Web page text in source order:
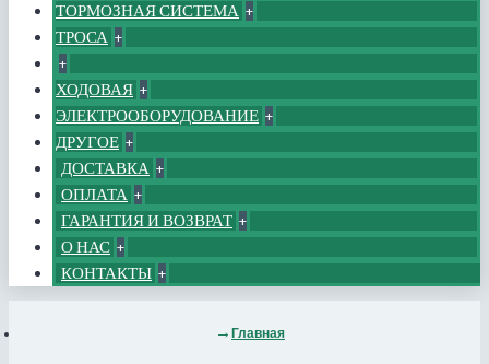
ТОРМОЗНАЯ СИСТЕМА +
ТРОСА +
+
ХОДОВАЯ +
ЭЛЕКТРООБОРУДОВАНИЕ +
ДРУГОЕ +
ДОСТАВКА +
ОПЛАТА +
ГАРАНТИЯ И ВОЗВРАТ +
О НАС +
КОНТАКТЫ +
Главная